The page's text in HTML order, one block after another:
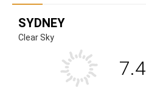
SYDNEY
Clear Sky
7.4